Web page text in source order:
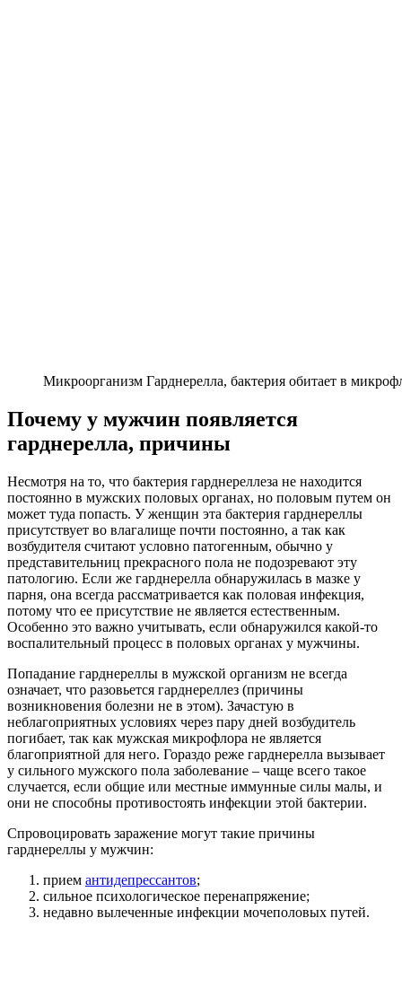
Микроорганизм Гарднерелла, бактерия обитает в
Почему у мужчин появляется
гарднерелла, причины
Несмотря на то, что бактерия гарднереллеза не находится
постоянно в мужских половых органах, но половым путем он
может туда попасть. У женщин эта бактерия гарднереллы
присутствует во влагалище почти постоянно, а так как
возбудителя считают условно патогенным, обычно у
представительниц прекрасного пола не подозревают эту
патологию. Если же гарднерелла обнаружилась в мазке у
парня, она всегда рассматривается как половая инфекция,
потому что ее присутствие не является естественным.
Особенно это важно учитывать, если обнаружился какой-то
воспалительный процесс в половых органах у мужчины.
Попадание гарднереллы в мужской организм не всегда
означает, что разовьется гарднереллез (причины
возникновения болезни не в этом). Зачастую в
неблагоприятных условиях через пару дней возбудитель
погибает, так как мужская микрофлора не является
благоприятной для него. Гораздо реже гарднерелла вызывает
у сильного мужского пола заболевание – чаще всего такое
случается, если общие или местные иммунные силы малы, и
они не способны противостоять инфекции этой бактерии.
Спровоцировать заражение могут такие причины
гарднереллы у мужчин:
прием антидепрессантов;
сильное психологическое перенапряжение;
недавно вылеченные инфекции мочеполовых путей.